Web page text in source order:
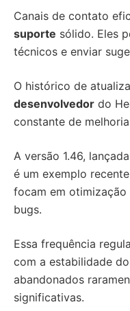
Canais de contato
suporte sólido. Eles
técnicos e enviar
O histórico de
desenvolvedor do
constante de
A versão 1.46,
é um exemplo
focam em
bugs.
Essa frequência
com a estabilidade
abandonados
significativas.